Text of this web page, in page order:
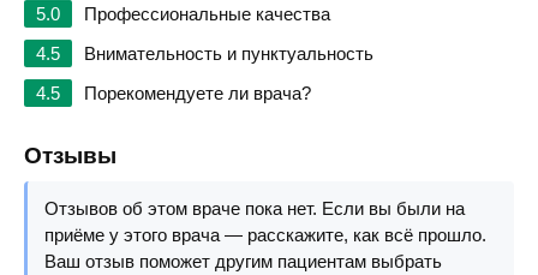
5.0
Профессиональные качества
4.5
Внимательность и пунктуальность
4.5
Порекомендуете ли врача?
Отзывы
Отзывов об этом враче пока нет. Если вы были на
приёме у этого врача — расскажите, как всё прошло.
Ваш отзыв поможет другим пациентам выбрать